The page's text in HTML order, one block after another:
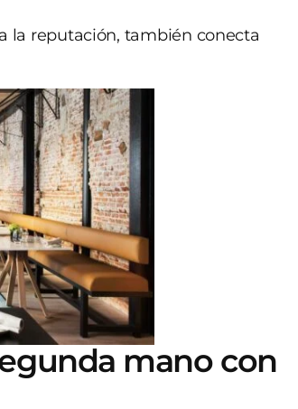
la reputación, también conecta
mano con